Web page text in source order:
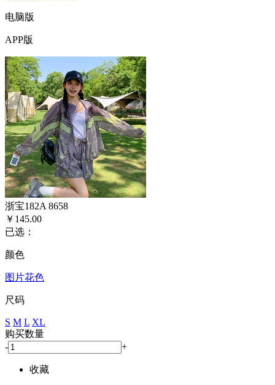
电脑版
APP版
浙宝182A 8658
￥145.00
已选：
颜色
图片花色
尺码
S M L XL
购买数量
-
+
收藏